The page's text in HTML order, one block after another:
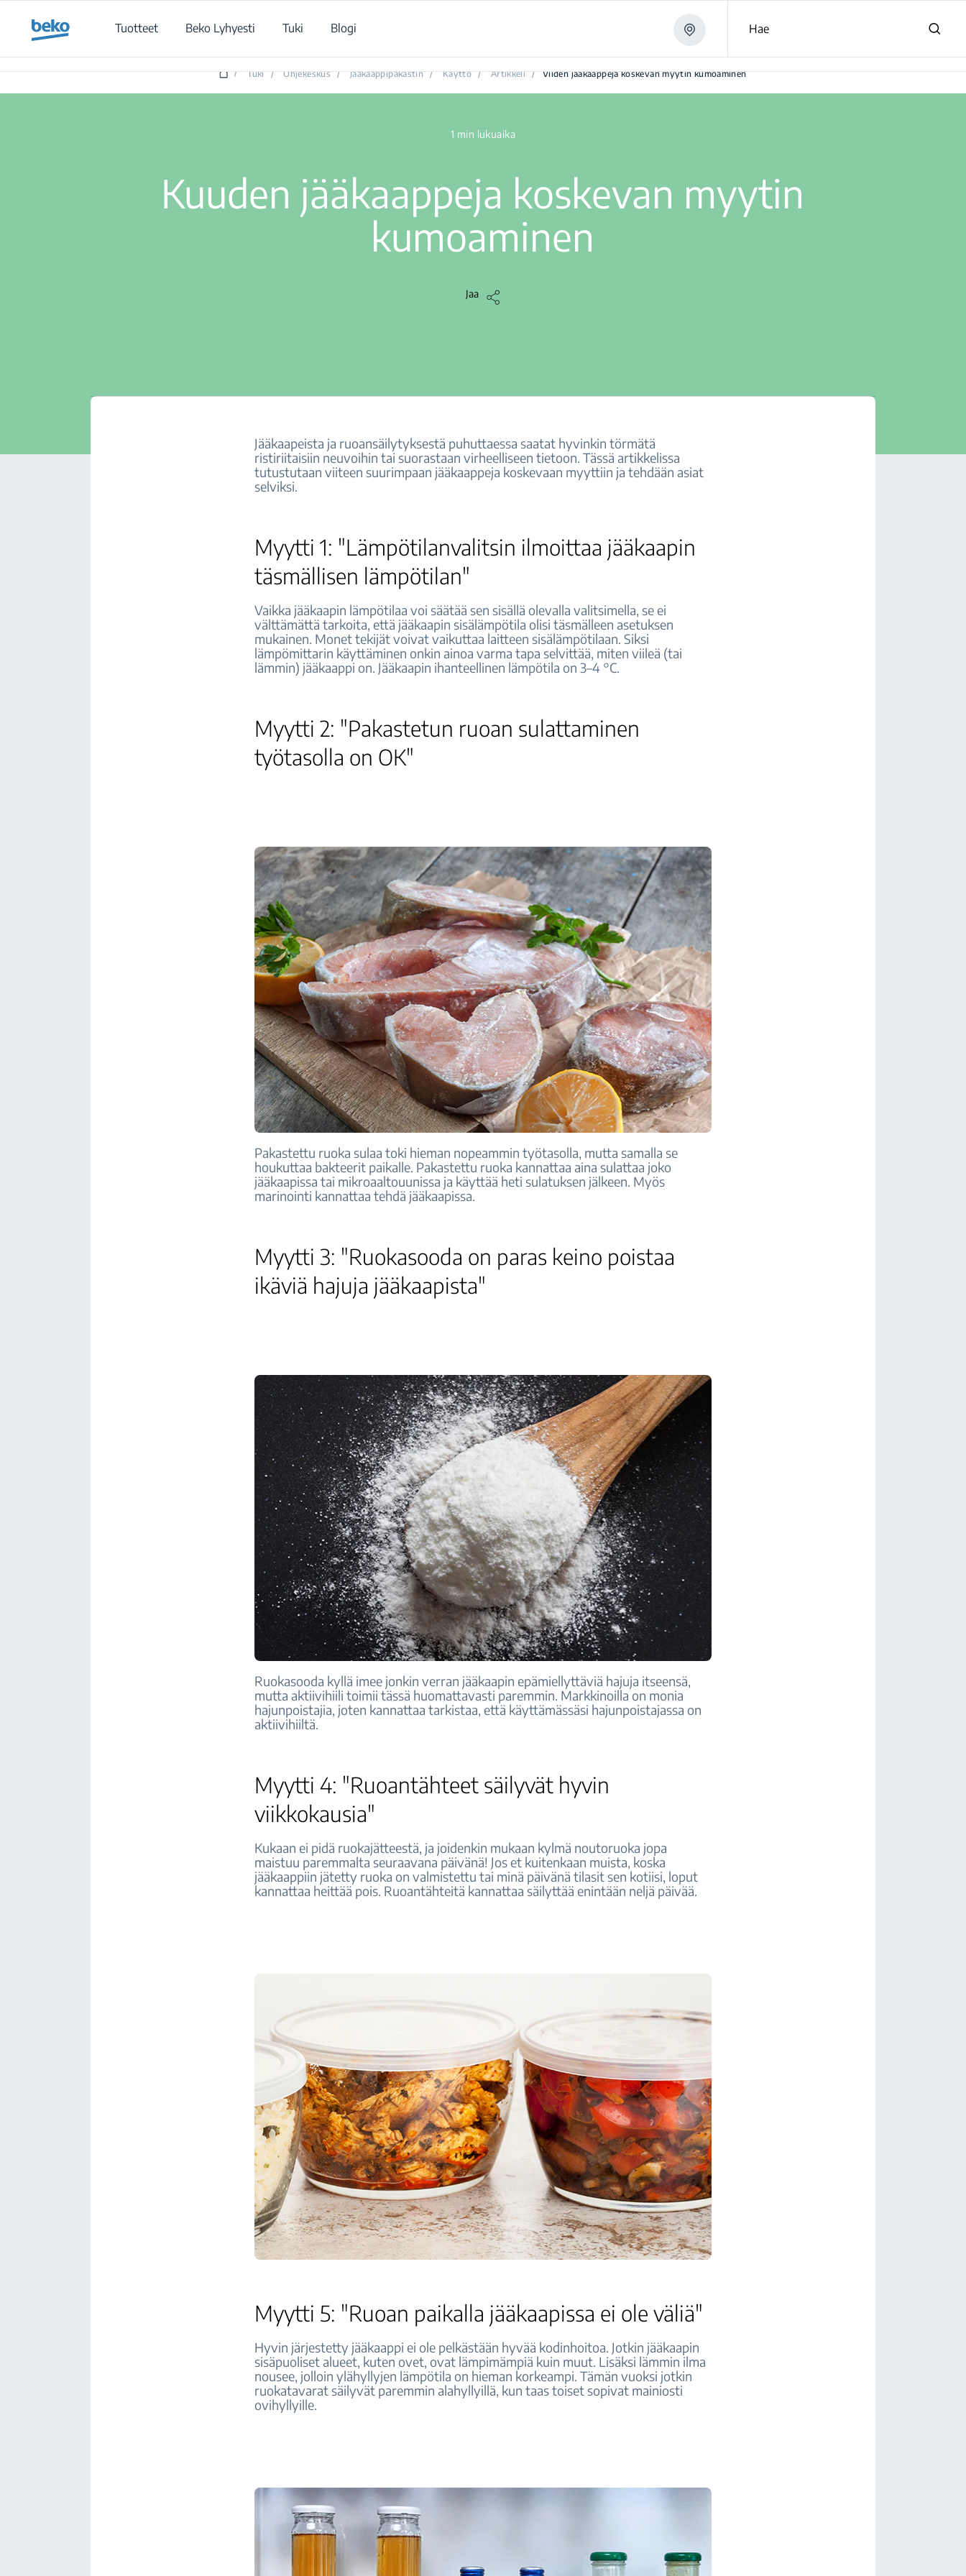
Tuotteet
Beko Lyhyesti Tuki Blogi Hae
/ Tuki / Ohjekeskus / Jääkaappipakastin / Käyttö / Artikkeli / Viiden jääkaappeja koskevan myytin kumoaminen
1 min lukuaika
Kuuden jääkaappeja koskevan myytin
kumoaminen
Jaa
Jääkaapeista ja ruoansäilytyksestä puhuttaessa saatat hyvinkin törmätä
ristiriitaisiin neuvoihin tai suorastaan virheelliseen tietoon. Tässä artikkelissa
tutustutaan viiteen suurimpaan jääkaappeja koskevaan myyttiin ja tehdään asiat
selviksi.
Myytti 1: "Lämpötilanvalitsin ilmoittaa jääkaapin
täsmällisen lämpötilan"
Vaikka jääkaapin lämpötilaa voi säätää sen sisällä olevalla valitsimella, se ei
välttämättä tarkoita, että jääkaapin sisälämpötila olisi täsmälleen asetuksen
mukainen. Monet tekijät voivat vaikuttaa laitteen sisälämpötilaan. Siksi
lämpömittarin käyttäminen onkin ainoa varma tapa selvittää, miten viileä (tai
lämmin) jääkaappi on. Jääkaapin ihanteellinen lämpötila on 3–4 °C.
Myytti 2: "Pakastetun ruoan sulattaminen
työtasolla on OK"
Pakastettu ruoka sulaa toki hieman nopeammin työtasolla, mutta samalla se
houkuttaa bakteerit paikalle. Pakastettu ruoka kannattaa aina sulattaa joko
jääkaapissa tai mikroaaltouunissa ja käyttää heti sulatuksen jälkeen. Myös
marinointi kannattaa tehdä jääkaapissa.
Myytti 3: "Ruokasooda on paras keino poistaa
ikäviä hajuja jääkaapista"
Ruokasooda kyllä imee jonkin verran jääkaapin epämiellyttäviä hajuja itseensä,
mutta aktiivihiili toimii tässä huomattavasti paremmin. Markkinoilla on monia
hajunpoistajia, joten kannattaa tarkistaa, että käyttämässäsi hajunpoistajassa on
aktiivihiiltä.
Myytti 4: "Ruoantähteet säilyvät hyvin
viikkokausia"
Kukaan ei pidä ruokajätteestä, ja joidenkin mukaan kylmä noutoruoka jopa
maistuu paremmalta seuraavana päivänä! Jos et kuitenkaan muista, koska
jääkaappiin jätetty ruoka on valmistettu tai minä päivänä tilasit sen kotiisi, loput
kannattaa heittää pois. Ruoantähteitä kannattaa säilyttää enintään neljä päivää.
Myytti 5: "Ruoan paikalla jääkaapissa ei ole väliä"
Hyvin järjestetty jääkaappi ei ole pelkästään hyvää kodinhoitoa. Jotkin jääkaapin
sisäpuoliset alueet, kuten ovet, ovat lämpimämpiä kuin muut. Lisäksi lämmin ilma
nousee, jolloin ylähyllyjen lämpötila on hieman korkeampi. Tämän vuoksi jotkin
ruokatavarat säilyvät paremmin alahyllyillä, kun taas toiset sopivat mainiosti
ovihyllyille.